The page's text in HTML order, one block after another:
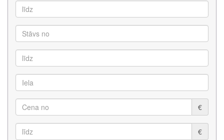
€
€